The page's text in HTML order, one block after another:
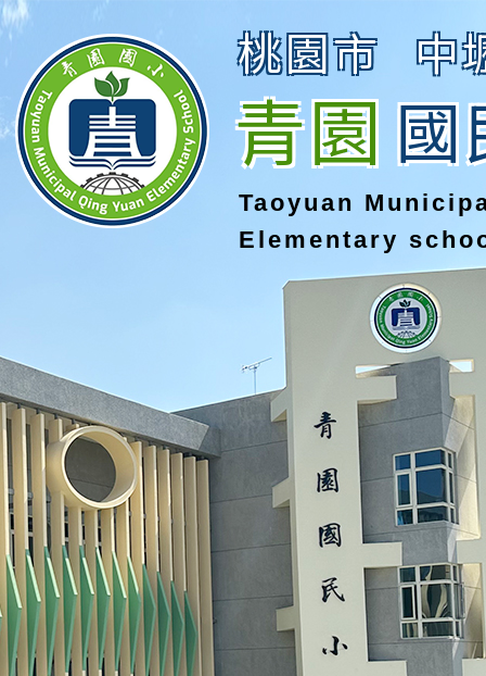
桃園市 中
青園國
Taoyuan
Elementary